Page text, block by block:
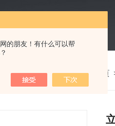
的朋友！有什么可以帮
我的位置： 首页